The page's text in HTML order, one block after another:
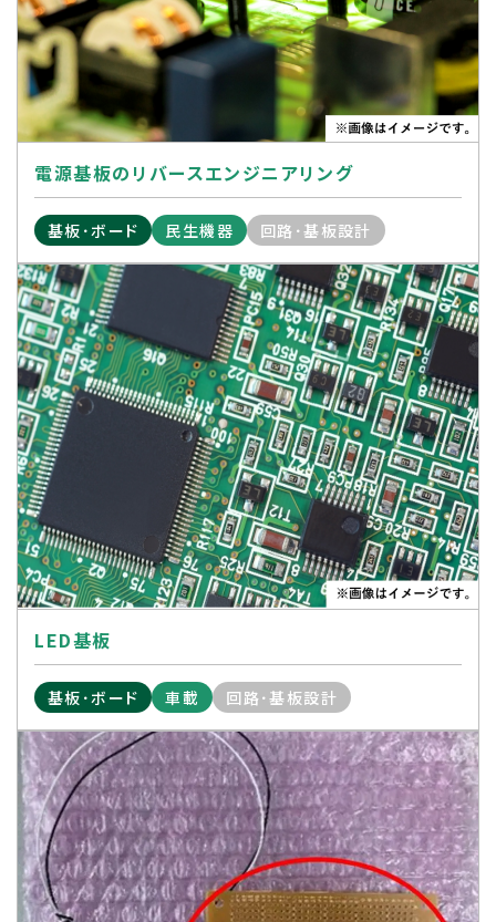
電源基板のリバースエンジニアリング
基板･ボード 民生機器 回路･基板設計
LED基板
基板･ボード 車載 回路･基板設計